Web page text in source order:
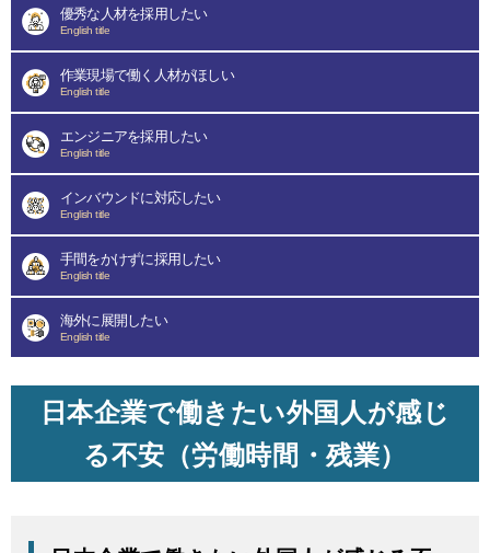
優秀な人材を採用したい
English title
作業現場で働く人材がほしい
English title
エンジニアを採用したい
English title
インバウンドに対応したい
English title
手間をかけずに採用したい
English title
海外に展開したい
English title
日本企業で働きたい外国人が感じ
る不安（労働時間・残業）